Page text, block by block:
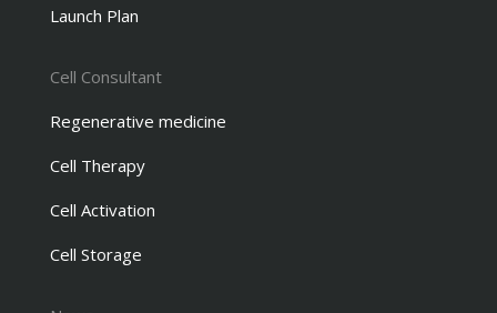
Launch Plan
Cell Consultant
Regenerative medicine
Cell Therapy
Cell Activation
Cell Storage